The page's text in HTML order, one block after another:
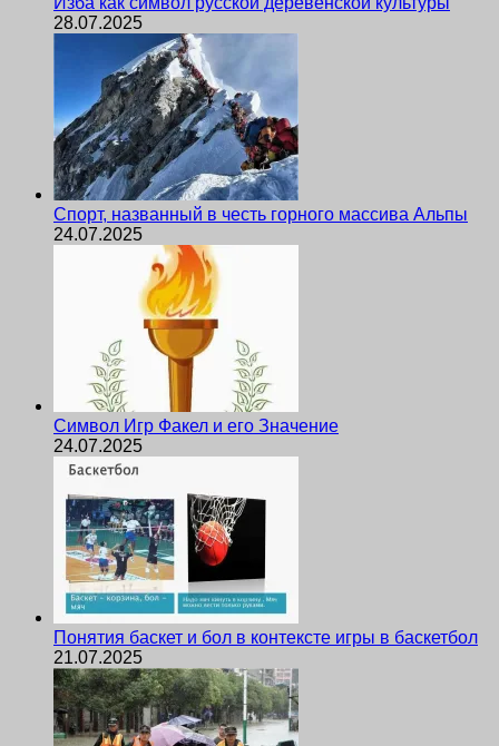
28.07.2025
Спорт, названный в честь горного массива Альпы
24.07.2025
Символ Игр Факел и его Значение
24.07.2025
Понятия баскет и бол в контексте игры в баскетбол
21.07.2025